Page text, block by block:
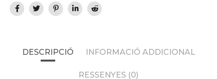
DESCRIPCIÓ INFORMACIÓ ADDICIONAL
RESSENYES (0)